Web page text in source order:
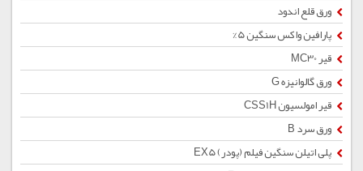
ورق قلع اندود
پارافین واکس سنگین 5%
قیر MC30
ورق گالوانیزه G
قیر امولسیون CSS1H
ورق سرد B
پلی اتیلن سنگین فیلم (پودر) EX5